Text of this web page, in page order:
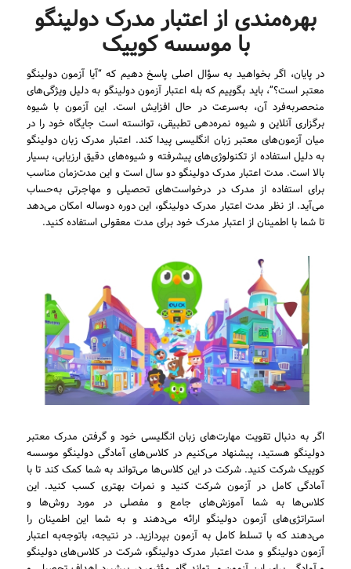
بهره‌مندی از اعتبار مدرک دولینگو
با موسسه کوییک
در پایان، اگر بخواهید به سؤال اصلی پاسخ دهیم که “آیا آزمون دولینگو
معتبر است؟”، باید بگوییم که بله اعتبار آزمون دولینگو به دلیل ویژگی‌های
منحصربه‌فرد آن، به‌سرعت در حال افزایش است. این آزمون با شیوه
برگزاری آنلاین و شیوه نمره‌دهی تطبیقی، توانسته است جایگاه خود را در
میان آزمون‌های معتبر زبان انگلیسی پیدا کند. اعتبار مدرک زبان دولینگو
به دلیل استفاده از تکنولوژی‌های پیشرفته و شیوه‌های دقیق ارزیابی، بسیار
بالا است. مدت اعتبار مدرک دولینگو دو سال است و این مدت‌زمان مناسب
برای استفاده از مدرک در درخواست‌های تحصیلی و مهاجرتی به‌حساب
می‌آید. از نظر مدت اعتبار مدرک دولینگو، این دوره دو‌ساله امکان می‌دهد
تا شما با اطمینان از اعتبار مدرک خود برای مدت معقولی استفاده کنید.
اگر به دنبال تقویت مهارت‌های زبان انگلیسی خود و گرفتن مدرک معتبر
دولینگو هستید، پیشنهاد می‌کنیم در کلاس‌های آمادگی دولینگو موسسه
کوییک شرکت کنید. شرکت در این کلاس‌ها می‌تواند به شما کمک کند تا با
آمادگی کامل در آزمون شرکت کنید و نمرات بهتری کسب کنید. این
کلاس‌ها به شما آموزش‌های جامع و مفصلی در مورد روش‌ها و
استراتژی‌های آزمون دولینگو ارائه می‌دهند و به شما این اطمینان را
می‌دهند که با تسلط کامل به آزمون بپردازید. در نتیجه، باتوجه‌به اعتبار
آزمون دولینگو و مدت اعتبار مدرک دولینگو، شرکت در کلاس‌های دولینگو